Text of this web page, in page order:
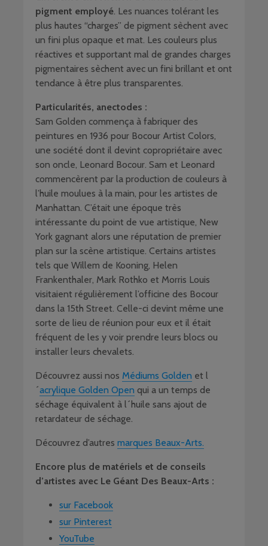
pigment employé. Les nuances tolérant les
plus hautes “charges” de pigment sèchent avec
un fini plus opaque et mat. Les couleurs plus
réactives et supportant mal de grandes charges
pigmentaires sèchent avec un fini brillant et ont
tendance à être plus transparentes.
Particularités, anectodes :
Sam Golden commença à fabriquer des
peintures en 1936 pour Bocour Artist Colors,
une société dont il devint copropriétaire avec
son oncle, Leonard Bocour. Sam et Leonard
commencèrent par la production de couleurs à
l’huile moulues à la main, pour les artistes de
Manhattan. C’était une époque très
intéressante du point de vue artistique, New
York gagnant alors une réputation de premier
plan sur la scène artistique. Certains artistes
tels que Willem de Kooning, Helen
Frankenthaler, Mark Rothko et Morris Louis
visitaient régulièrement l’officine des Bocour
dans la 15th Street. Celle-ci devint même une
sorte de lieu de réunion pour eux et il était
fréquent de les y voir prendre leurs blocs ou
installer leurs chevalets.
Découvrez aussi nos Médiums Golden et l
´acrylique Golden Open qui a un temps de
séchage équivalent à l´huile sans ajout de
retardateur de séchage.
Découvrez d’autres marques Beaux-Arts.
Encore plus de matériels et de conseils
d’artistes avec Le Géant Des Beaux-Arts :
sur Facebook
sur Pinterest
YouTube